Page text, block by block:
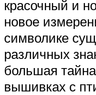
красочный и
новое
символике
различных
большая
вышивках с